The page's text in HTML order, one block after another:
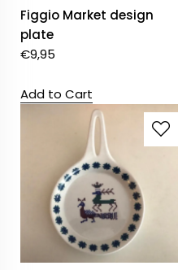
Figgio Market design
plate
€9,95
Add to Cart